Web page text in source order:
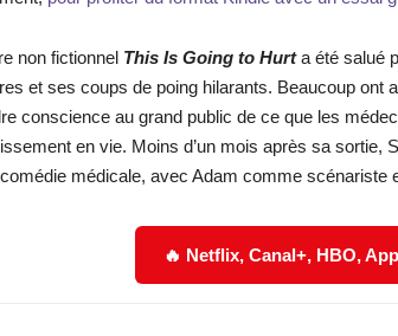
non fictionnel This Is Going to Hurta été salué
et ses coups de poing hilarants. Beaucoup ont
conscience au grand public de ce que les
en vie. Moins d’un mois après sa sortie,
médicale, avec Adam comme scénariste
🔥 Netflix, Canal+, HBO,